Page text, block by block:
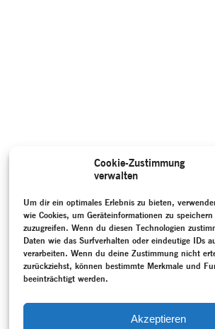
Cookie-Zustimmung
verwalten
Um dir ein optimales Erlebnis zu bieten,
wie Cookies, um Geräteinformationen zu
zuzugreifen. Wenn du diesen Technologien
Daten wie das Surfverhalten oder eindeutige IDs
verarbeiten. Wenn du deine Zustimmung nicht
zurückziehst, können bestimmte Merkmale und
beeinträchtigt werden.
Akzeptieren